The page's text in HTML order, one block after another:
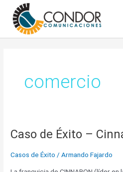
content
comercio
Caso de Éxito –
Casos de Éxito /Armando Fajardo
Caso
Éxito